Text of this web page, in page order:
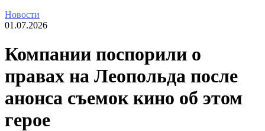
Новости
01.07.2026
Компании поспорили о
правах на Леопольда после
анонса съемок кино об этом
герое